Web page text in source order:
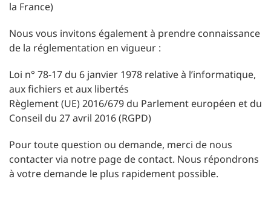
la France)
Nous vous invitons également à prendre connaissance
de la réglementation en vigueur :
Loi n° 78-17 du 6 janvier 1978 relative à l’informatique,
aux fichiers et aux libertés
Règlement (UE) 2016/679 du Parlement européen et du
Conseil du 27 avril 2016 (RGPD)
Pour toute question ou demande, merci de nous
contacter via notre page de contact. Nous répondrons
à votre demande le plus rapidement possible.